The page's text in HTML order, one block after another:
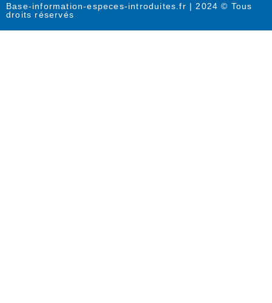
Base-information-especes-introduites.fr | 2024 © Tous
droits réservés